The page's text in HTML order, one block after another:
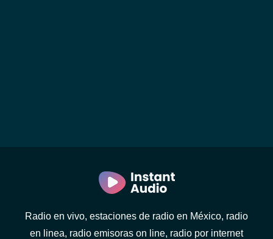
Radio en vivo, estaciones de radio en México, radio
en linea, radio emisoras on line, radio por internet